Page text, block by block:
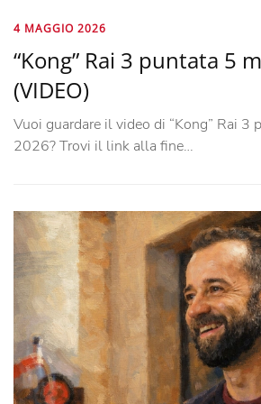
4 MAGGIO 2026
“Kong” Rai 3 puntata 5
(VIDEO)
Vuoi guardare il video di “Kong” Rai 3
2026? Trovi il link alla fine…